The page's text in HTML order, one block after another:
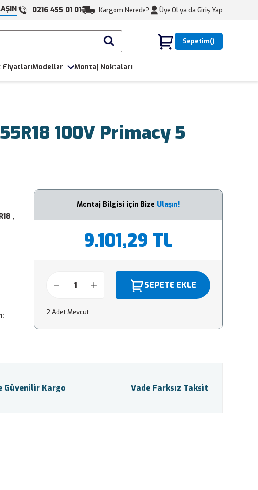
0216 455 01 01 Kargom Nerede? Üye Ol ya da Giriş Yap
Sepetim
FiyatlarıModeller Montaj Noktaları
100V Primacy 5
,
Montaj Bilgisi için Bize Ulaşın!
9.101,29 TL
SEPETE EKLE
2 Adet Mevcut
Güvenilir Kargo Vade Farksız Taksit